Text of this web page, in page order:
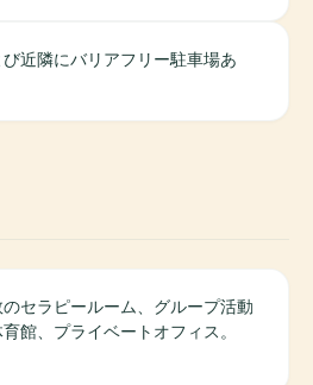
近隣にバリアフリー駐車場あ
セラピールーム、グループ活動
育館、プライベートオフィス。